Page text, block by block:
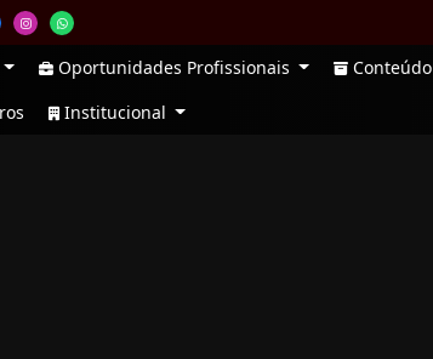
Oportunidades Profissionais Conteúdo
Institucional